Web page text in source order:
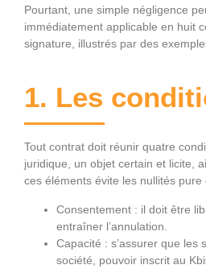
Pourtant, une simple négligence
immédiatement applicable en huit
signature, illustrés par des
1. Les
Tout contrat doit réunir quatre
juridique, un objet certain et licite,
ces éléments évite les nullités
Consentement : il doit être
entraîner l’annulation.
Capacité : s’assurer que
société, pouvoir inscrit au